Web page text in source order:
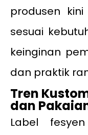
produsen
sesuai
keinginan
dan praktik
Tren
dan
Label